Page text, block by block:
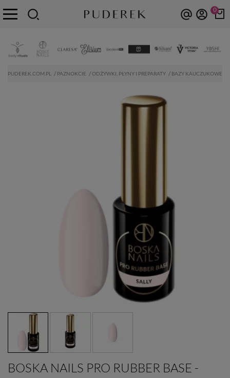
0
PUDEREK.COM.PL PAZNOKCIE ODŻYWKI, PŁYNY I PREPARATY BAZY KAUCZUKOWE
BOSKA NAILS PRO RUBBER BASE -